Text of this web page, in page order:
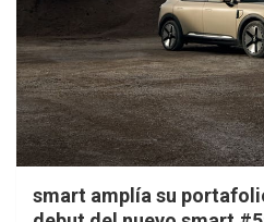
smart amplía su